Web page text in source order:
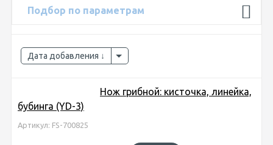
Подбор по параметрам
Дата добавления
Нож грибной: кисточка, линейка,
бубинга (YD-3)
Артикул: FS-700825